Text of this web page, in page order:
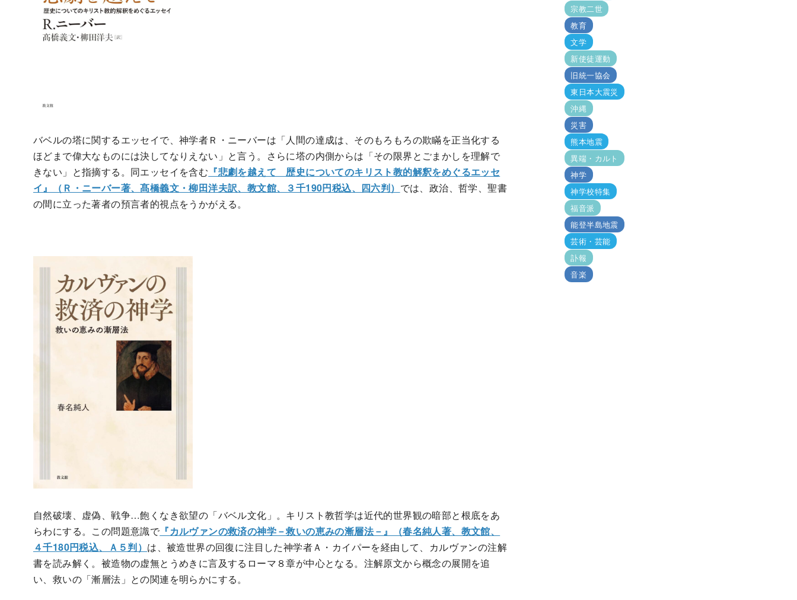
バベルの塔に関するエッセイで、神学者Ｒ・ニーバーは「人間の達成は、そのもろもろの欺瞞を正当化する
ほどまで偉大なものには決してなりえない」と言う。さらに塔の内側からは「その限界とごまかしを理解で
きない」と指摘する。同エッセイを含む 『悲劇を越えて 歴史についてのキリスト教的解釈をめぐるエッセ
イ』（Ｒ・ニーバー著、髙橋義文・柳田洋夫訳、教文館、３千190円税込、四六判） では、政治、哲学、聖書
の間に立った著者の預言者的視点をうかがえる。
自然破壊、虚偽、戦争…飽くなき欲望の「バベル文化」。キリスト教哲学は近代的世界観の暗部と根底をあ
らわにする。この問題意識で 『カルヴァンの救済の神学－救いの恵みの漸層法－』（春名純人著、教文館、
４千180円税込、Ａ５判） は、被造世界の回復に注目した神学者Ａ・カイパーを経由して、カルヴァンの注解
書を読み解く。被造物の虚無とうめきに言及するローマ８章が中心となる。注解原文から概念の展開を追
い、救いの「漸層法」との関連を明らかにする。
宗教二世
教育
文学
新使徒運動
旧統一協会
東日本大震災
沖縄
災害
熊本地震
異端・カルト
神学
神学校特集
福音派
能登半島地震
芸術・芸能
訃報
音楽